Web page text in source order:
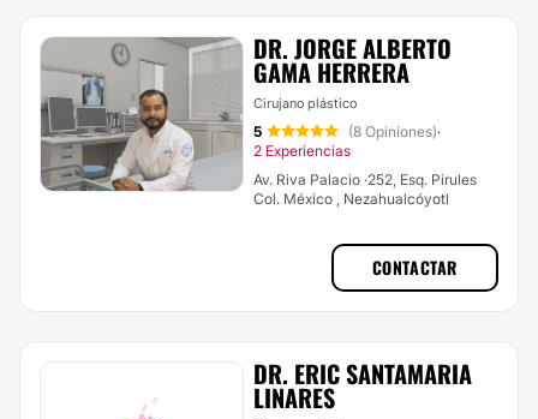
DR. JORGE ALBERTO
GAMA HERRERA
Cirujano plástico
5 (8 Opiniones)·
2 Experiencias
Av. Riva Palacio ·252, Esq. Pirules
Col. México , Nezahualcóyotl
CONTACTAR
DR. ERIC SANTAMARIA
LINARES